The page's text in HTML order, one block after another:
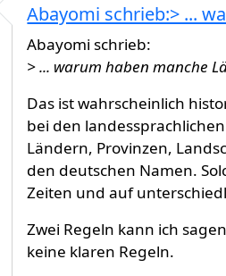
Erklärung! FürvonAbayomi
Abayomi schrieb:> ...
Abayomi schrieb:
> ... warum haben manche
Das ist wahrscheinlich
bei den
Ländern, Provinzen,
den deutschen Namen.
Zeiten und auf
Zwei Regeln kann ich
keine klaren Regeln.